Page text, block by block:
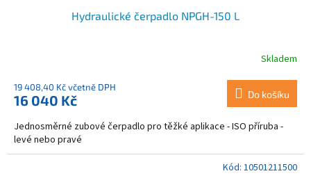
Hydraulické čerpadlo NPGH-150 L
Skladem
19 408,40 Kč včetně DPH
16 040 Kč Do košíku
Jednosměrné zubové čerpadlo pro těžké aplikace - ISO příruba -
levé nebo pravé
Kód: 10501211500